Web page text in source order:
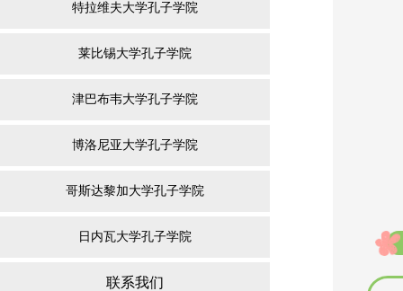
特拉维夫大学孔子学院
莱比锡大学孔子学院
津巴布韦大学孔子学院
博洛尼亚大学孔子学院
哥斯达黎加大学孔子学院
日内瓦大学孔子学院
联系我们